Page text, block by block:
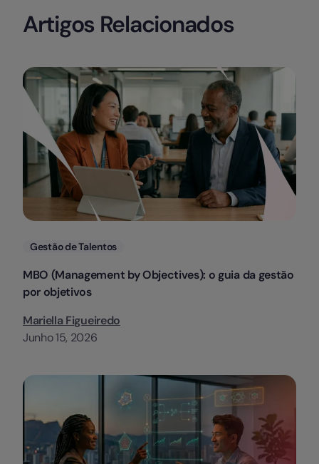
Artigos Relacionados
Categorias
Gestão de Talentos
MBO (Management by Objectives): o guia da gestão
por objetivos
Mariella Figueiredo
Junho 15, 2026